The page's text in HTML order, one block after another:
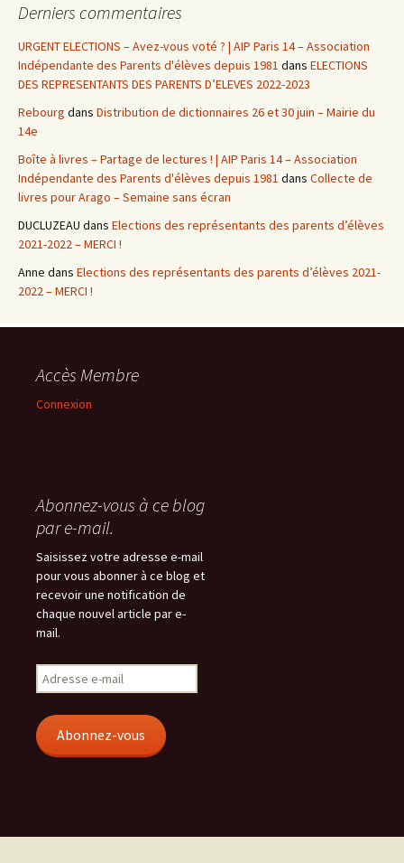
Derniers commentaires
URGENT ELECTIONS – Avez-vous voté ? | AIP Paris 14 – Association
Indépendante des Parents d'élèves depuis 1981 dans ELECTIONS
DES REPRESENTANTS DES PARENTS D’ELEVES 2022-2023
Rebourg dans Distribution de dictionnaires 26 et 30 juin – Mairie du
14e
Boîte à livres – Partage de lectures ! | AIP Paris 14 – Association
Indépendante des Parents d'élèves depuis 1981 dans Collecte de
livres pour Arago – Semaine sans écran
DUCLUZEAU dans Elections des représentants des parents d’élèves
2021-2022 – MERCI !
Anne dans Elections des représentants des parents d’élèves 2021-
2022 – MERCI !
Accès Membre
Connexion
Abonnez-vous à ce blog
par e-mail.
Saisissez votre adresse e-mail
pour vous abonner à ce blog et
recevoir une notification de
chaque nouvel article par e-
mail.
Adresse
e-
Abonnez-vous